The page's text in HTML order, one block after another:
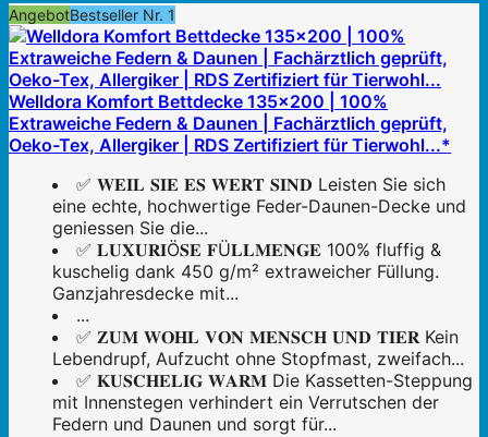
AngebotBestseller Nr. 1
Welldora Komfort Bettdecke 135x200 | 100%
Extraweiche Federn & Daunen | Fachärztlich geprüft,
Oeko-Tex, Allergiker | RDS Zertifiziert für Tierwohl...*
✅ 𝐖𝐄𝐈𝐋 𝐒𝐈𝐄 𝐄𝐒 𝐖𝐄𝐑𝐓 𝐒𝐈𝐍𝐃 Leisten Sie sich
eine echte, hochwertige Feder-Daunen-Decke und
geniessen Sie die...
✅ 𝐋𝐔𝐗𝐔𝐑𝐈Ö𝐒𝐄 𝐅Ü𝐋𝐋𝐌𝐄𝐍𝐆𝐄 100% fluffig &
kuschelig dank 450 g/m² extraweicher Füllung.
Ganzjahresdecke mit...
...
✅ 𝐙𝐔𝐌 𝐖𝐎𝐇𝐋 𝐕𝐎𝐍 𝐌𝐄𝐍𝐒𝐂𝐇 𝐔𝐍𝐃 𝐓𝐈𝐄𝐑 Kein
Lebendrupf, Aufzucht ohne Stopfmast, zweifach...
✅ 𝐊𝐔𝐒𝐂𝐇𝐄𝐋𝐈𝐆 𝐖𝐀𝐑𝐌 Die Kassetten-Steppung
mit Innenstegen verhindert ein Verrutschen der
Federn und Daunen und sorgt für...